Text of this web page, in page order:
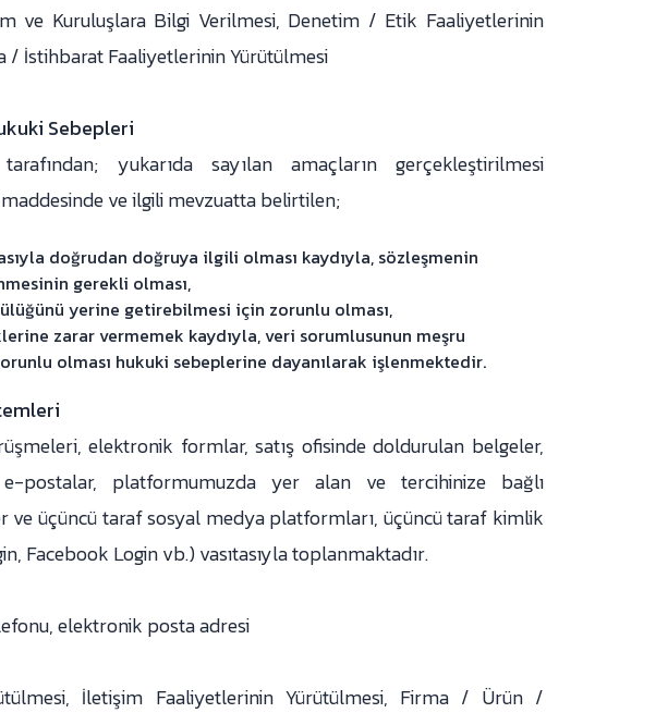
ve Kuruluşlara Bilgi Verilmesi, Denetim / Etik Faaliyetlerinin
İstihbarat Faaliyetlerinin Yürütülmesi
Sebepleri
yukarıda sayılan amaçların gerçekleştirilmesi
maddesinde ve ilgili mevzuatta belirtilen;
doğrudan doğruya ilgili olması kaydıyla, sözleşmenin
gerekli olması,
yerine getirebilmesi için zorunlu olması,
zarar vermemek kaydıyla, veri sorumlusunun meşru
olması hukuki sebeplerine dayanılarak işlenmektedir.
elektronik formlar, satış ofisinde doldurulan belgeler,
postalar, platformumuzda yer alan ve tercihinize bağlı
üçüncü taraf sosyal medya platformları, üçüncü taraf kimlik
Facebook Login vb.) vasıtasıyla toplanmaktadır.
elektronik posta adresi
İletişim Faaliyetlerinin Yürütülmesi, Firma / Ürün /